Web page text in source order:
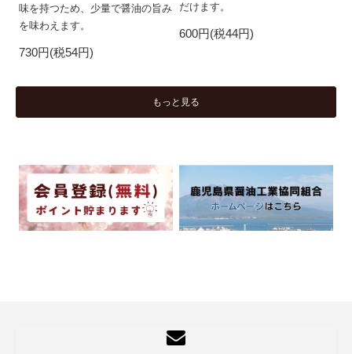
味を持つため、少量で醤油の旨み
を味わえます。
730円(税54円)
だけます。
600円(税44円)
もっと見る